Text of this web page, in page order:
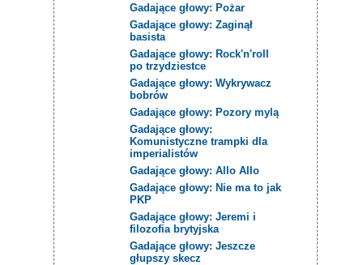
Gadające głowy: Pożar
Gadające głowy: Zaginął
basista
Gadające głowy: Rock'n'roll
po trzydziestce
Gadające głowy: Wykrywacz
bobrów
Gadające głowy: Pozory mylą
Gadające głowy:
Komunistyczne trampki dla
imperialistów
Gadające głowy: Allo Allo
Gadające głowy: Nie ma to jak
PKP
Gadające głowy: Jeremi i
filozofia brytyjska
Gadające głowy: Jeszcze
głupszy skecz